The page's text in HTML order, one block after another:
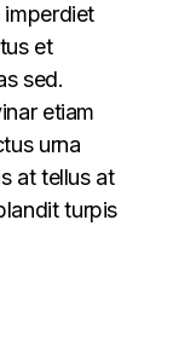
imperdiet
et
sed.
etiam
urna
at tellus at
turpis